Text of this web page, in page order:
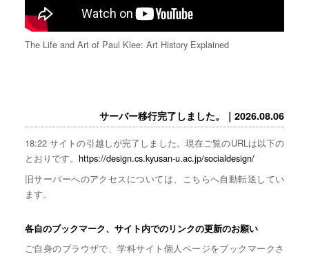
The Life and Art of Paul Klee: Art History Explained
サーバー移行完了しました。｜2026.08.06
18:22 サイトの引越しが完了しました。現在ご覧のURLは以下の
とおりです。 https://design.cs.kyusan-u.ac.jp/socialdesign/
旧サーバーへのアクセスについては、こちらへ自動転送してい
ます。
各自のブックマーク、サイト内でのリンクの更新のお願い
ご自身のブラウザで、学科サイト個人ページをブックマークさ